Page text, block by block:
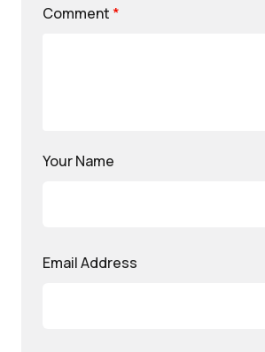
Comment *
Your Name
Email Address